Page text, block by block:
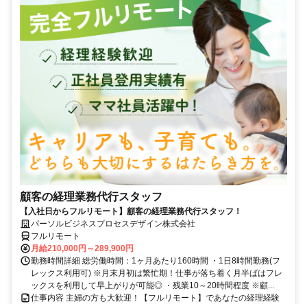
顧客の経理業務代行スタッフ
【入社日からフルリモート】顧客の経理業務代行スタッフ！
パーソルビジネスプロセスデザイン株式会社
フルリモート
月給210,000円～289,900円
勤務時間詳細 総労働時間：1ヶ月あたり160時間 ・1日8時間勤務(フ
レックス利用可) ※月末月初は繁忙期！仕事が落ち着く月半ばはフレ
ックスを利用して早上がりが可能◎ ・残業10～20時間程度 ※顧...
仕事内容 主婦の方も大歓迎！【フルリモート】であなたの経理経験